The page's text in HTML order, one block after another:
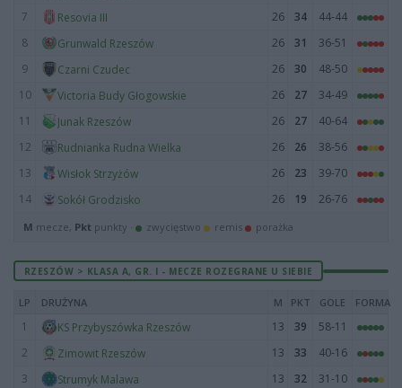
7
Resovia III 26 34
44-44
8
Grunwald Rzeszów 26 31
36-51
9
Czarni Czudec 26 30
48-50
10
Victoria Budy Głogowskie 26 27
34-49
11
Junak Rzeszów 26 27
40-64
12
Rudnianka Rudna Wielka 26 26
38-56
13
Wisłok Strzyżów 26 23
39-70
14
Sokół Grodzisko 26 19 26-76
M mecze, Pkt punkty · zwycięstwo remis porażka
RZESZÓW > KLASA A, GR. I - MECZE ROZEGRANE U SIEBIE
LP DRUŻYNA M PKT GOLE FORMA
1 KS Przybyszówka Rzeszów 13 39
58-11
2
Zimowit Rzeszów 13 33
40-16
3
Strumyk Malawa 13 32
31-10